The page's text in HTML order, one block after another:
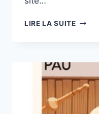
LIRE LA SUITECOURS